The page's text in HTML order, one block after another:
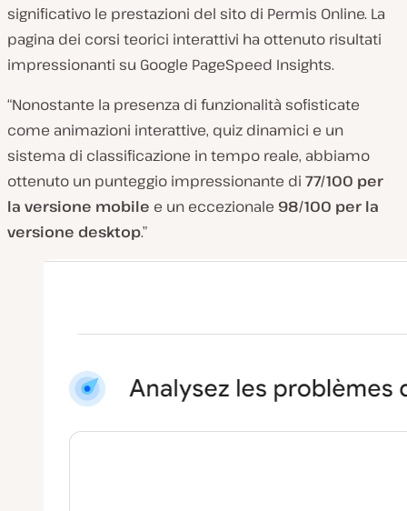
significativo le prestazioni del sito di Permis Online. La
pagina dei corsi teorici interattivi ha ottenuto risultati
impressionanti su Google PageSpeed Insights.
“Nonostante la presenza di funzionalità sofisticate
come animazioni interattive, quiz dinamici e un
sistema di classificazione in tempo reale, abbiamo
ottenuto un punteggio impressionante di 77/100 per
la versione mobile e un eccezionale 98/100 per la
versione desktop.”